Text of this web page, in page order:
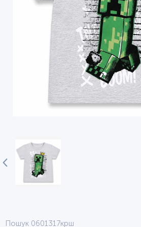
Пошук 0601317крш